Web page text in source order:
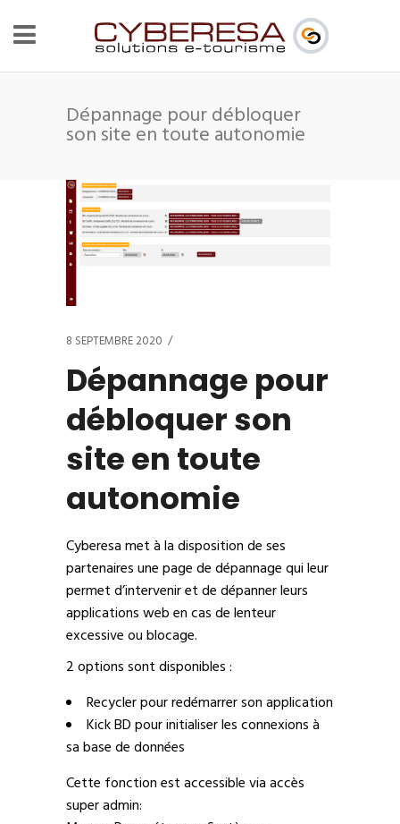
Dépannage pour débloquer
son site en toute autonomie
8 SEPTEMBRE 2020
Dépannage pour
débloquer son
site en toute
autonomie
Cyberesa met à la disposition de ses
partenaires une page de dépannage qui leur
permet d’intervenir et de dépanner leurs
applications web en cas de lenteur
excessive ou blocage.
2 options sont disponibles :
Recycler pour redémarrer son application
Kick BD pour initialiser les connexions à
sa base de données
Cette fonction est accessible via accès
super admin: